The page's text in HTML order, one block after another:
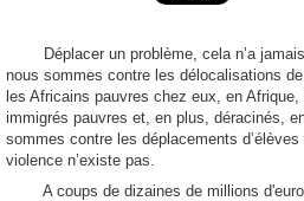
Déplacer un problème, cela n’a jamais
nous sommes contre les délocalisations
les Africains pauvres chez eux, en Afrique,
immigrés pauvres et, en plus, déracinés,
sommes contre les déplacements
violence n’existe pas.
A coups de dizaines de millions